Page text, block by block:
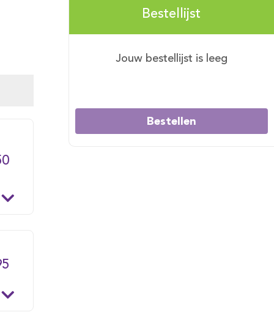
Bestellijst
Jouw bestellijst is leeg
Bestellen